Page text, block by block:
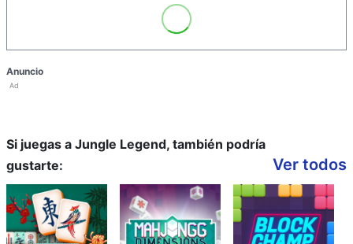
Anuncio
Ad
Si juegas a Jungle Legend, también podría
gustarte:
Ver todos